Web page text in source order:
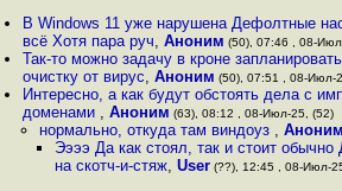
В Windows 11 уже нарушена Дефолтные
всё Хотя пара руч,Аноним (50), 07:46 , 08-
Так-то можно задачу в кроне
очистку от вирус,Аноним (50), 07:51 , 08-Июл-
Интересно, а как будут обстоять дела с
доменами ,Аноним (63), 08:12 , 08-Июл-25, (52)
нормально, откуда там виндоуз , Аноним
Ээээ Да как стоял, так и стоит
на скотч-и-стяж, User(??), 12:45 , 08-Июл-